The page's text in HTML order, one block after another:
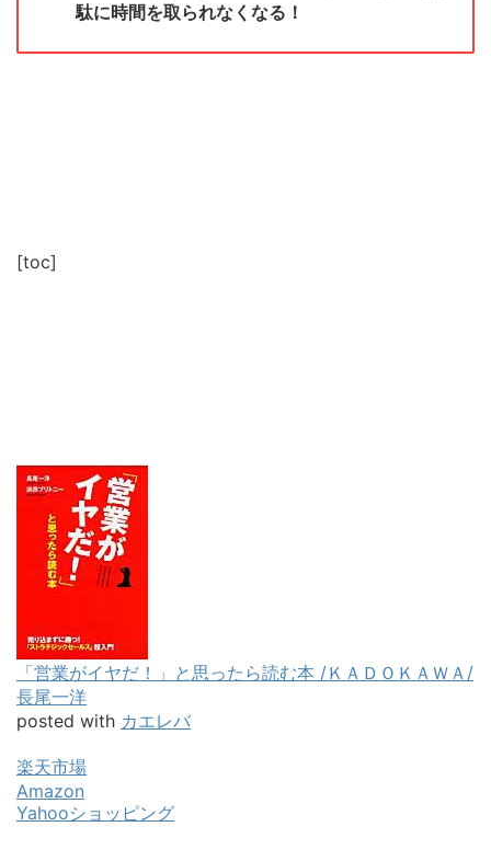
駄に時間を取られなくなる！
[toc]
「営業がイヤだ！」と思ったら読む本 /ＫＡＤＯＫＡＷＡ/
長尾一洋
posted with カエレバ
楽天市場
Amazon
Yahooショッピング